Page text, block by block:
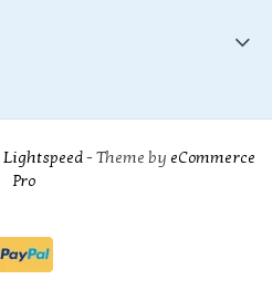
Lightspeed- Theme by eCommerce
Pro